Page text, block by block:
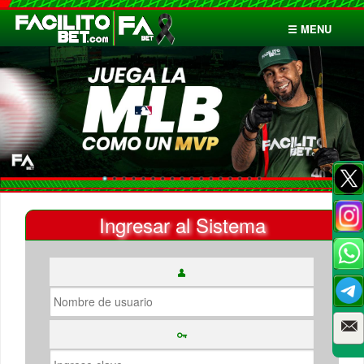
☰ MENU
Inicio
Apuestas
Cuentas
Ingresar al Sistema